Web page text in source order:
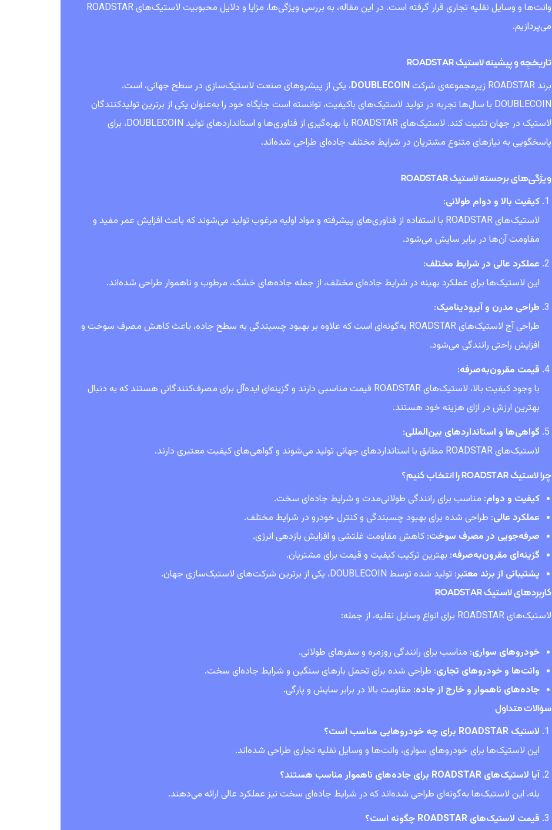
وانت‌ها و وسایل نقلیه تجاری قرار گرفته است. در این مقاله، به بررسی ویژگی‌ها، مزایا و دلایل محبوبیت لاستیک‌های ROADSTAR
می‌پردازیم.
تاریخچه و پیشینه لاستیک ROADSTAR
برند ROADSTAR زیرمجموعه‌ی شرکت DOUBLECOIN، یکی از پیشروهای صنعت لاستیک‌سازی در سطح جهانی، است.
DOUBLECOIN با سال‌ها تجربه در تولید لاستیک‌های باکیفیت، توانسته است جایگاه خود را به‌عنوان یکی از برترین تولیدکنندگان
لاستیک در جهان تثبیت کند. لاستیک‌های ROADSTAR با بهره‌گیری از فناوری‌ها و استانداردهای تولید DOUBLECOIN، برای
پاسخگویی به نیازهای متنوع مشتریان در شرایط مختلف جاده‌ای طراحی شده‌اند.
ویژگی‌های برجسته لاستیک ROADSTAR
کیفیت بالا و دوام طولانی:
لاستیک‌های ROADSTAR با استفاده از فناوری‌های پیشرفته و مواد اولیه مرغوب تولید می‌شوند که باعث افزایش عمر مفید و
مقاومت آن‌ها در برابر سایش می‌شود.
عملکرد عالی در شرایط مختلف:
این لاستیک‌ها برای عملکرد بهینه در شرایط جاده‌ای مختلف، از جمله جاده‌های خشک، مرطوب و ناهموار طراحی شده‌اند.
طراحی مدرن و آیرودینامیک:
طراحی آج لاستیک‌های ROADSTAR به‌گونه‌ای است که علاوه بر بهبود چسبندگی به سطح جاده، باعث کاهش مصرف سوخت و
افزایش راحتی رانندگی می‌شود.
قیمت مقرون‌به‌صرفه:
با وجود کیفیت بالا، لاستیک‌های ROADSTAR قیمت مناسبی دارند و گزینه‌ای ایده‌آل برای مصرف‌کنندگانی هستند که به دنبال
بهترین ارزش در ازای هزینه خود هستند.
گواهی‌ها و استانداردهای بین‌المللی:
لاستیک‌های ROADSTAR مطابق با استانداردهای جهانی تولید می‌شوند و گواهی‌های کیفیت معتبری دارند.
چرا لاستیک ROADSTAR را انتخاب کنیم؟
کیفیت و دوام: مناسب برای رانندگی طولانی‌مدت و شرایط جاده‌ای سخت.
عملکرد عالی: طراحی شده برای بهبود چسبندگی و کنترل خودرو در شرایط مختلف.
صرفه‌جویی در مصرف سوخت: کاهش مقاومت غلتشی و افزایش بازدهی انرژی.
گزینه‌ای مقرون‌به‌صرفه: بهترین ترکیب کیفیت و قیمت برای مشتریان.
پشتیبانی از برند معتبر: تولید شده توسط DOUBLECOIN، یکی از برترین شرکت‌های لاستیک‌سازی جهان.
کاربردهای لاستیک ROADSTAR
لاستیک‌های ROADSTAR برای انواع وسایل نقلیه، از جمله:
خودروهای سواری: مناسب برای رانندگی روزمره و سفرهای طولانی.
وانت‌ها و خودروهای تجاری: طراحی شده برای تحمل بارهای سنگین و شرایط جاده‌ای سخت.
جاده‌های ناهموار و خارج از جاده: مقاومت بالا در برابر سایش و پارگی.
سؤالات متداول
لاستیک ROADSTAR برای چه خودروهایی مناسب است؟
این لاستیک‌ها برای خودروهای سواری، وانت‌ها و وسایل نقلیه تجاری طراحی شده‌اند.
آیا لاستیک‌های ROADSTAR برای جاده‌های ناهموار مناسب هستند؟
بله، این لاستیک‌ها به‌گونه‌ای طراحی شده‌اند که در شرایط جاده‌ای سخت نیز عملکرد عالی ارائه می‌دهند.
قیمت لاستیک‌های ROADSTAR چگونه است؟